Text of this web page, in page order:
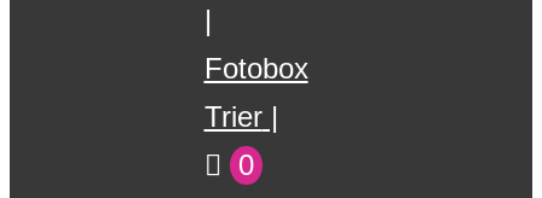
Fotobox
Trier
0